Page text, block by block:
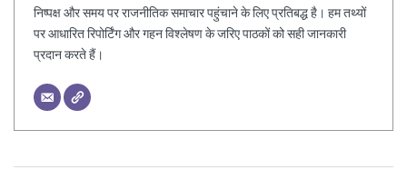
निष्पक्ष और समय पर राजनीतिक समाचार पहुंचाने के लिए प्रतिबद्ध है। हम तथ्यों
पर आधारित रिपोर्टिंग और गहन विश्लेषण के जरिए पाठकों को सही जानकारी
प्रदान करते हैं।